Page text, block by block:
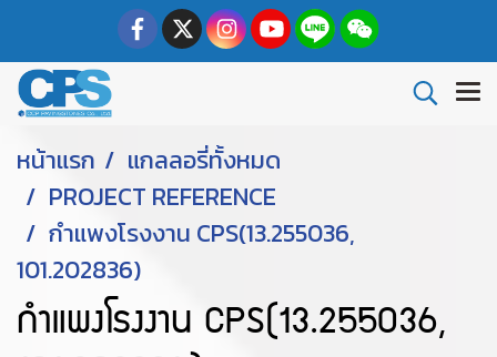
หน้าแรก
แกลลอรี่ทั้งหมด
PROJECT REFERENCE
กำแพงโรงงาน CPS(13.255036,
101.202836)
กำแพงโรงงาน CPS(13.255036,